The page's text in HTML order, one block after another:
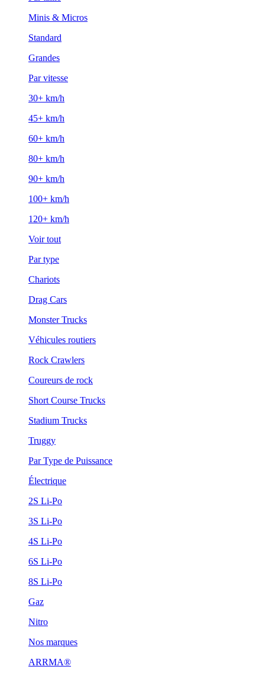
Minis & Micros
Standard
Grandes
Par vitesse
30+ km/h
45+ km/h
60+ km/h
80+ km/h
90+ km/h
100+ km/h
120+ km/h
Voir tout
Par type
Chariots
Drag Cars
Monster Trucks
Véhicules routiers
Rock Crawlers
Coureurs de rock
Short Course Trucks
Stadium Trucks
Truggy
Par Type de Puissance
Électrique
2S Li-Po
3S Li-Po
4S Li-Po
6S Li-Po
8S Li-Po
Gaz
Nitro
Nos marques
ARRMA®